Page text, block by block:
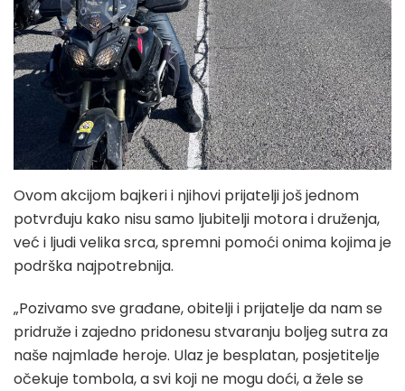
Ovom akcijom bajkeri i njihovi prijatelji još jednom
potvrđuju kako nisu samo ljubitelji motora i druženja,
već i ljudi velika srca, spremni pomoći onima kojima je
podrška najpotrebnija.
„Pozivamo sve građane, obitelji i prijatelje da nam se
pridruže i zajedno pridonesu stvaranju boljeg sutra za
naše najmlađe heroje. Ulaz je besplatan, posjetitelje
očekuje tombola, a svi koji ne mogu doći, a žele se